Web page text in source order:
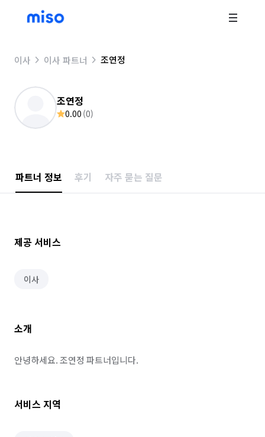
이사 이사 파트너 조연정
조연정
0.00 (0)
파트너 정보 후기 자주 묻는 질문
제공 서비스
이사
소개
안녕하세요. 조연정 파트너입니다.
서비스 지역